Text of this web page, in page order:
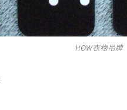
HOW衣物吊牌